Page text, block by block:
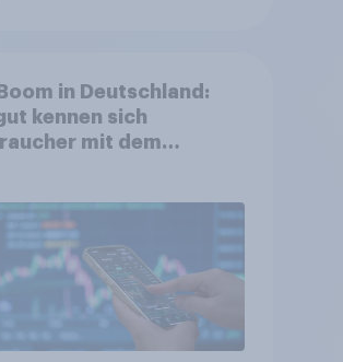
in Deutschland:
kennen sich
mit dem